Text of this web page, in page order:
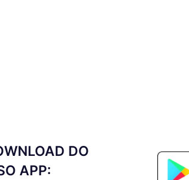
DO
APP: